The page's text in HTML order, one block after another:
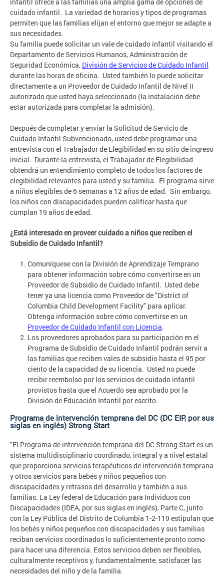
cuidado infantil. La variedad de horarios y tipos de programas
permiten que las familias elijan el entorno que mejor se adapte a
sus necesidades.
Su familia puede solicitar un vale de cuidado infantil visitando el
Departamento de Servicios Humanos, Administración de
Seguridad Económica, División de Servicios de Cuidado Infantil
durante las horas de oficina. Usted también lo puede solicitar
directamente a un Proveedor de Cuidado Infantil de Nivel II
autorizado que usted haya seleccionado (la instalación debe
estar autorizada para completar la admisión).
Después de completar y enviar la Solicitud de Servicio de
Cuidado Infantil Subvencionado, usted debe programar una
entrevista con el Trabajador de Elegibilidad en su sitio de ingreso
inicial. Durante la entrevista, el Trabajador de Elegibilidad
obtendrá un entendimiento completo de todos los factores de
elegibilidad relevantes para usted y su familia. El programa sirve
a niños elegibles de 6 semanas a 12 años de edad. Sin embargo,
los niños con discapacidades pueden calificar hasta que
cumplan 19 años de edad.
¿Está interesado en proveer cuidado a niños que reciben el
Subsidio de Cuidado Infantil?
Comuníquese con la División de Aprendizaje Temprano
para obtener información sobre cómo convertirse en un
Proveedor de Subsidio de Cuidado Infantil. Usted debe
tener ya una licencia como Proveedor de "District of
Columbia Child Development Facility" para aplicar.
Obtenga información sobre cómo convertirse en un
Proveedor de Cuidado Infantil con Licencia.
Los proveedores aprobados para su participación en el
Programa de Subsidio de Cuidado Infantil podrán servir a
las familias que reciben vales de subsidio hasta el 95 por
ciento de la capacidad de su licencia. Usted no puede
recibir reembolso por los servicios de cuidado infantil
provistos hasta que el Acuerdo sea aprobado por la
División de Educación Infantil por escrito.
Programa de intervención temprana del DC (DC EIP, por sus
siglas en inglés) Strong Start
"El Programa de intervención temprana del DC Strong Start es un
sistema multidisciplinario coordinado, integral y a nivel estatal
que proporciona servicios terapéuticos de intervención temprana
y otros servicios para bebés y niños pequeños con
discapacidades y retrasos del desarrollo y también a sus
familias. La Ley federal de Educación para Individuos con
Discapacidades (IDEA, por sus siglas en inglés), Parte C, junto
con la Ley Pública del Distrito de Columbia 1-2-119 estipulan que
los bebés y niños pequeños con discapacidades y sus familias
reciban servicios coordinados lo suficientemente pronto como
para hacer una diferencia. Estos servicios deben ser flexibles,
culturalmente receptivos y, fundamentalmente, satisfacer las
necesidades del niño y de la familia.